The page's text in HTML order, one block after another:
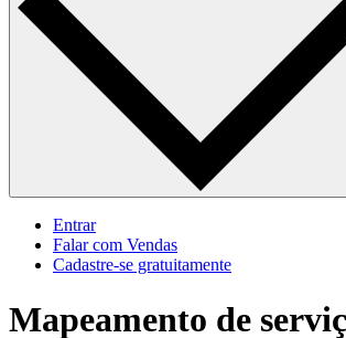
Entrar
Falar com Vendas
Cadastre‐se gratuitamente
Mapeamento de